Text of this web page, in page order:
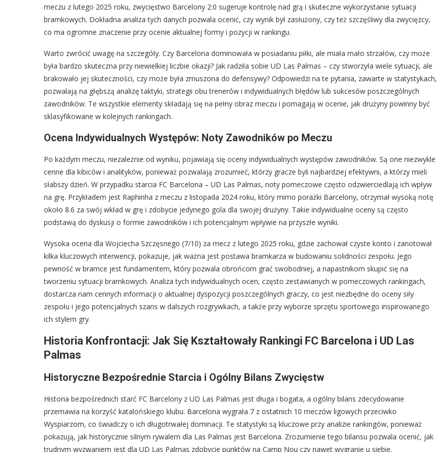
meczu z lutego 2025 roku, zwycięstwo Barcelony 2:0 sugeruje kontrolę nad grą i skuteczne wykorzystanie sytuacji
bramkowych. Dokładna analiza tych danych pozwala ocenić, czy wynik był zasłużony, czy też szczęśliwy dla zwycięzcy,
co ma ogromne znaczenie przy ocenie aktualnej formy i pozycji w rankingu.
Warto zwrócić uwagę na szczegóły. Czy Barcelona dominowała w posiadaniu piłki, ale miała mało strzałów, czy może
była bardzo skuteczna przy niewielkiej liczbie okazji? Jak radziła sobie UD Las Palmas – czy stworzyła wiele sytuacji, ale
brakowało jej skuteczności, czy może była zmuszona do defensywy? Odpowiedzi na te pytania, zawarte w statystykach,
pozwalają na głębszą analizę taktyki, strategii obu trenerów i indywidualnych błędów lub sukcesów poszczególnych
zawodników. Te wszystkie elementy składają się na pełny obraz meczu i pomagają w ocenie, jak drużyny powinny być
sklasyfikowane w kolejnych rankingach.
Ocena Indywidualnych Występów: Noty Zawodników po Meczu
Po każdym meczu, niezależnie od wyniku, pojawiają się oceny indywidualnych występów zawodników. Są one niezwykle
cenne dla kibiców i analityków, ponieważ pozwalają zrozumieć, którzy gracze byli najbardziej efektywni, a którzy mieli
słabszy dzień. W przypadku starcia FC Barcelona – UD Las Palmas, noty pomeczowe często odzwierciedlają ich wpływ
na grę. Przykładem jest Raphinha z meczu z listopada 2024 roku, który mimo porażki Barcelony, otrzymał wysoką notę
około 8.6 za swój wkład w grę i zdobycie jedynego gola dla swojej drużyny. Takie indywidualne oceny są często
podstawą do dyskusji o formie zawodników i ich potencjalnym wpływie na przyszłe wyniki.
Wysoka ocena dla Wojciecha Szczęsnego (7/10) za mecz z lutego 2025 roku, gdzie zachował czyste konto i zanotował
kilka kluczowych interwencji, pokazuje, jak ważna jest postawa bramkarza w budowaniu solidności zespołu. Jego
pewność w bramce jest fundamentem, który pozwala obrońcom grać swobodniej, a napastnikom skupić się na
tworzeniu sytuacji bramkowych. Analiza tych indywidualnych ocen, często zestawianych w pomeczowych rankingach,
dostarcza nam cennych informacji o aktualnej dyspozycji poszczególnych graczy, co jest niezbędne do oceny siły
zespołu i jego potencjalnych szans w dalszych rozgrywkach, a także przy wyborze sprzętu sportowego inspirowanego
ich stylem gry.
Historia Konfrontacji: Jak Się Kształtowały Rankingi FC Barcelona i UD Las
Palmas
Historyczne Bezpośrednie Starcia i Ogólny Bilans Zwycięstw
Historia bezpośrednich starć FC Barcelony z UD Las Palmas jest długa i bogata, a ogólny bilans zdecydowanie
przemawia na korzyść katalońskiego klubu. Barcelona wygrała 7 z ostatnich 10 meczów ligowych przeciwko
Wyspiarzom, co świadczy o ich długotrwałej dominacji. Te statystyki są kluczowe przy analizie rankingów, ponieważ
pokazują, jak historycznie silnym rywalem dla Las Palmas jest Barcelona. Zrozumienie tego bilansu pozwala ocenić, jak
trudnym wyzwaniem jest dla UD Las Palmas zdobycie punktów na Camp Nou czy nawet wygranie u siebie.